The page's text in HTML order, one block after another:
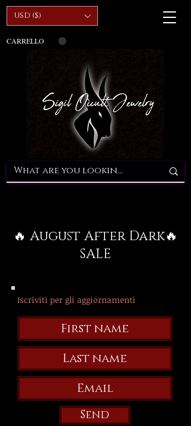
USD ($)
CARRELLO
🔥 August After Dark🔥
SALE
Iscriviti per gli aggiornamenti
Send